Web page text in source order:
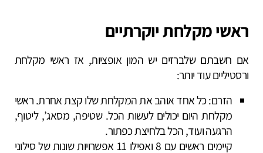
ראשי מקלחת יוקרתיים
אם חשבתם שלברזים יש המון אופציות, אז ראשי מקלחת
ורסטיליים עוד יותר:
הזרם: כל אחד אוהב את המקלחת שלו קצת אחרת. ראשי
מקלחת היום יכולים לעשות הכל. שטיפה, מסאג’, ליטוף,
הרגעה ועוד, הכל בלחיצת כפתור.
קיימים ראשים עם 8 ואפילו 11 אפשרויות שונות של סילוני